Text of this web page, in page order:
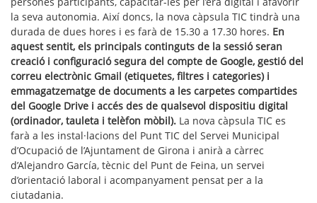
la seva autonomia. Així doncs, la nova càpsula TIC tindrà una
durada de dues hores i es farà de 15.30 a 17.30 hores. En
aquest sentit, els principals continguts de la sessió seran
creació i configuració segura del compte de Google, gestió del
correu electrònic Gmail (etiquetes, filtres i categories) i
emmagatzematge de documents a les carpetes compartides
del Google Drive i accés des de qualsevol dispositiu digital
(ordinador, tauleta i telèfon mòbil). La nova càpsula TIC es
farà a les instal·lacions del Punt TIC del Servei Municipal
d’Ocupació de l’Ajuntament de Girona i anirà a càrrec
d’Alejandro García, tècnic del Punt de Feina, un servei
d’orientació laboral i acompanyament pensat per a la
ciutadania.